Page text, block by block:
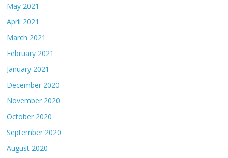
May 2021
April 2021
March 2021
February 2021
January 2021
December 2020
November 2020
October 2020
September 2020
August 2020